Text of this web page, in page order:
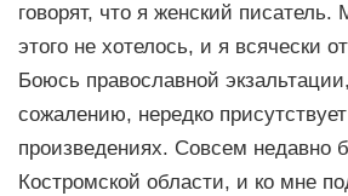
говорят, что я женский писатель.
этого не хотелось, и я всячески
Боюсь православной
сожалению, нередко
произведениях. Совсем недавно
Костромской области, и ко мне